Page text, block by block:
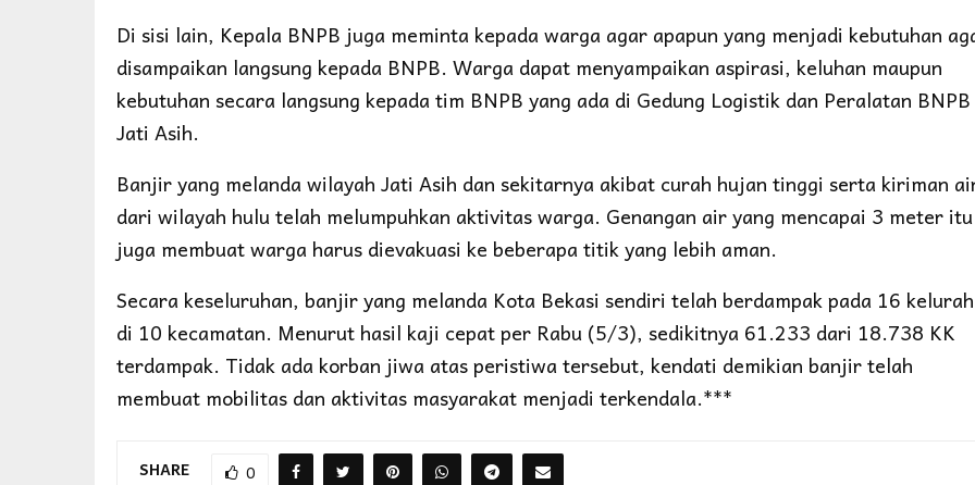
Di sisi lain, Kepala BNPB juga meminta kepada warga agar apapun yang menjadi kebutuhan
disampaikan langsung kepada BNPB. Warga dapat menyampaikan aspirasi, keluhan maupun
kebutuhan secara langsung kepada tim BNPB yang ada di Gedung Logistik dan Peralatan
Jati Asih.
Banjir yang melanda wilayah Jati Asih dan sekitarnya akibat curah hujan tinggi serta kiriman
dari wilayah hulu telah melumpuhkan aktivitas warga. Genangan air yang mencapai 3 meter itu
juga membuat warga harus dievakuasi ke beberapa titik yang lebih aman.
Secara keseluruhan, banjir yang melanda Kota Bekasi sendiri telah berdampak pada 16
di 10 kecamatan. Menurut hasil kaji cepat per Rabu (5/3), sedikitnya 61.233 dari 18.738 KK
terdampak. Tidak ada korban jiwa atas peristiwa tersebut, kendati demikian banjir telah
membuat mobilitas dan aktivitas masyarakat menjadi terkendala.***
SHARE 0